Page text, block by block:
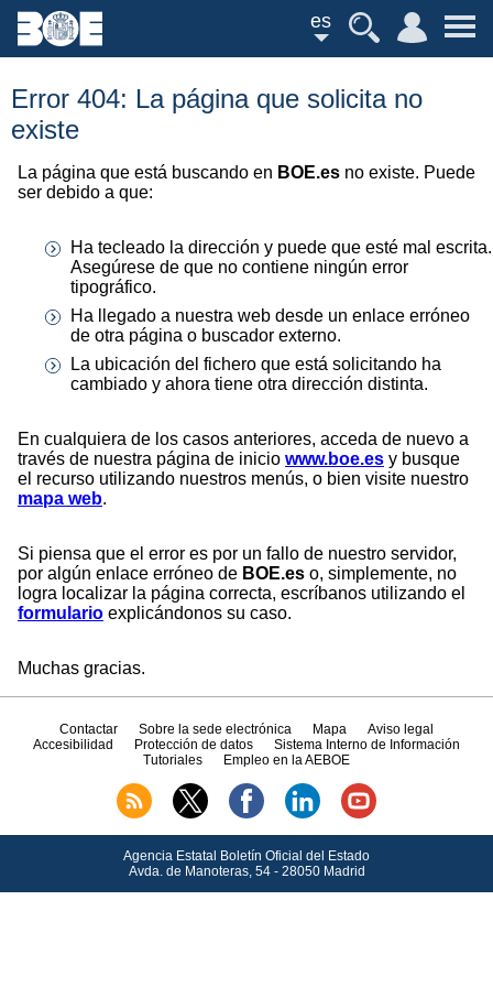
es
Error 404: La página que solicita no
existe
La página que está buscando en BOE.es no existe. Puede
ser debido a que:
Ha tecleado la dirección y puede que esté mal escrita.
Asegúrese de que no contiene ningún error
tipográfico.
Ha llegado a nuestra web desde un enlace erróneo
de otra página o buscador externo.
La ubicación del fichero que está solicitando ha
cambiado y ahora tiene otra dirección distinta.
En cualquiera de los casos anteriores, acceda de nuevo a
través de nuestra página de inicio www.boe.es y busque
el recurso utilizando nuestros menús, o bien visite nuestro
mapa web.
Si piensa que el error es por un fallo de nuestro servidor,
por algún enlace erróneo de BOE.es o, simplemente, no
logra localizar la página correcta, escríbanos utilizando el
formulario explicándonos su caso.
Muchas gracias.
Contactar Sobre la sede electrónica Mapa
Aviso legal
Accesibilidad
Protección de datos
Sistema Interno de Información
Tutoriales
Empleo en la AEBOE
Agencia Estatal Boletín Oficial del Estado
Avda.de Manoteras, 54 - 28050 Madrid